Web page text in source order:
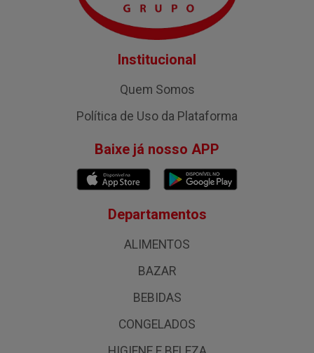
Institucional
Quem Somos
Política de Uso da Plataforma
Baixe já nosso APP
Departamentos
ALIMENTOS
BAZAR
BEBIDAS
CONGELADOS